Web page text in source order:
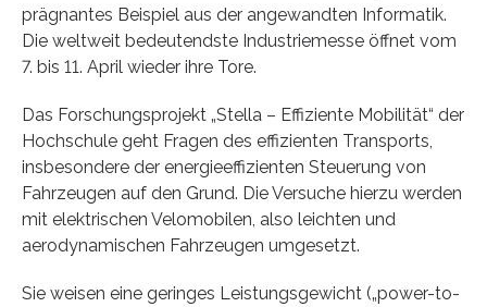
prägnantes Beispiel aus der angewandten Informatik.
Die weltweit bedeutendste Industriemesse öffnet vom
7. bis 11. April wieder ihre Tore.
Das Forschungsprojekt „Stella – Effiziente Mobilität“ der
Hochschule geht Fragen des effizienten Transports,
insbesondere der energieeffizienten Steuerung von
Fahrzeugen auf den Grund. Die Versuche hierzu werden
mit elektrischen Velomobilen, also leichten und
aerodynamischen Fahrzeugen umgesetzt.
Sie weisen eine geringes Leistungsgewicht („power-to-